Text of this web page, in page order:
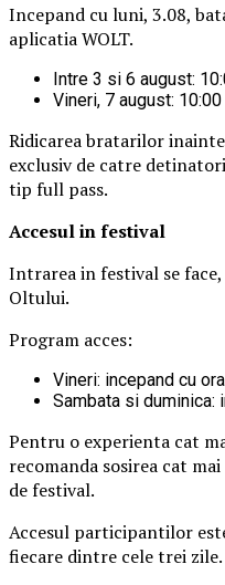
Incepand cu luni, 3.08,
aplicatia WOLT.
Intre 3 si 6 august:
Vineri, 7 august:
Ridicarea bratarilor
exclusiv de catre
tip full pass.
Accesul in festival
Intrarea in festival se
Oltului.
Program acces:
Vineri: incepand cu
Sambata si duminica:
Pentru o experienta cat
recomanda sosirea cat
de festival.
Accesul participantilor
fiecare dintre cele trei zile.